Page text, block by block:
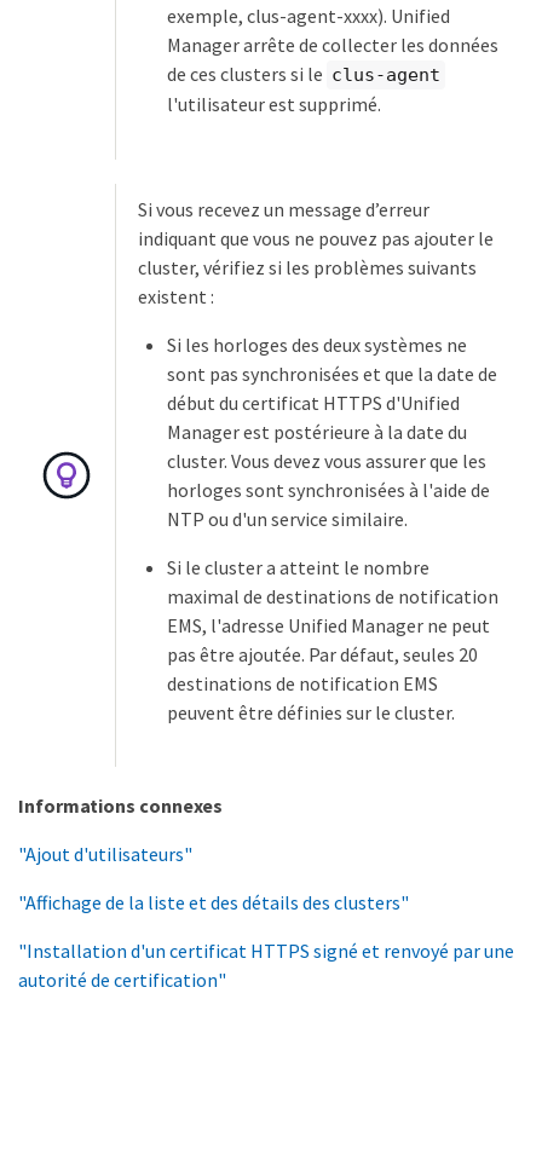
exemple, clus-agent-xxxx). Unified
Manager arrête de collecter les données
de ces clusters si le clus-agent
l'utilisateur est supprimé.
Si vous recevez un message d’erreur
indiquant que vous ne pouvez pas ajouter le
cluster, vérifiez si les problèmes suivants
existent :
Si les horloges des deux systèmes ne
sont pas synchronisées et que la date de
début du certificat HTTPS d'Unified
Manager est postérieure à la date du
cluster. Vous devez vous assurer que les
horloges sont synchronisées à l'aide de
NTP ou d'un service similaire.
Si le cluster a atteint le nombre
maximal de destinations de notification
EMS, l'adresse Unified Manager ne peut
pas être ajoutée. Par défaut, seules 20
destinations de notification EMS
peuvent être définies sur le cluster.
Informations connexes
"Ajout d'utilisateurs"
"Affichage de la liste et des détails des clusters"
"Installation d'un certificat HTTPS signé et renvoyé par une
autorité de certification"